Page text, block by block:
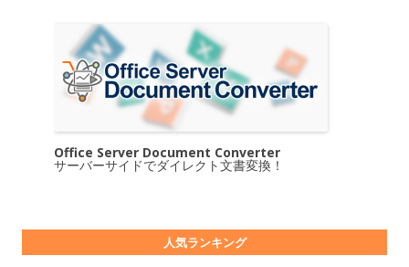
Office Server Document Converter
サーバーサイドでダイレクト文書変換！
人気ランキング